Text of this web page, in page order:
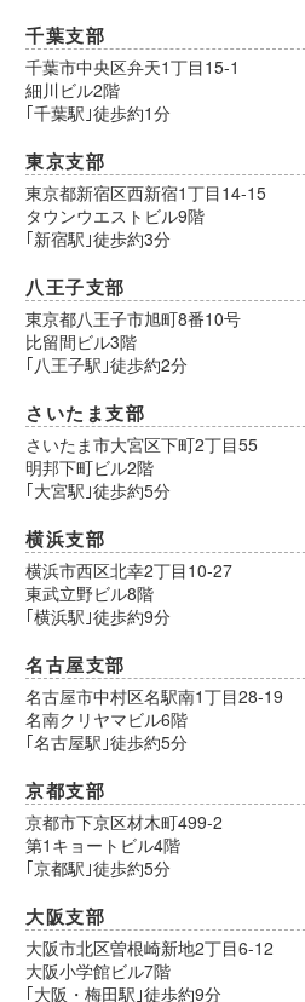
千葉支部
千葉市中央区弁天1丁目15-1
細川ビル2階
｢千葉駅｣徒歩約1分
東京支部
東京都新宿区西新宿1丁目14-15
タウンウエストビル9階
｢新宿駅｣徒歩約3分
八王子支部
東京都八王子市旭町8番10号
比留間ビル3階
｢八王子駅｣徒歩約2分
さいたま支部
さいたま市大宮区下町2丁目55
明邦下町ビル2階
｢大宮駅｣徒歩約5分
横浜支部
横浜市西区北幸2丁目10-27
東武立野ビル8階
｢横浜駅｣徒歩約9分
名古屋支部
名古屋市中村区名駅南1丁目28-19
名南クリヤマビル6階
｢名古屋駅｣徒歩約5分
京都支部
京都市下京区材木町499-2
第1キョートビル4階
｢京都駅｣徒歩約5分
大阪支部
大阪市北区曽根崎新地2丁目6-12
大阪小学館ビル7階
｢大阪・梅田駅｣徒歩約9分